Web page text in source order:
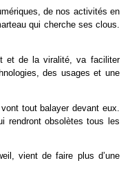
de nos activités en
qui cherche ses clous.
et de la viralité, va faciliter
des usages et une
tout balayer devant eux.
rendront obsolètes tous les
vient de faire plus d’une